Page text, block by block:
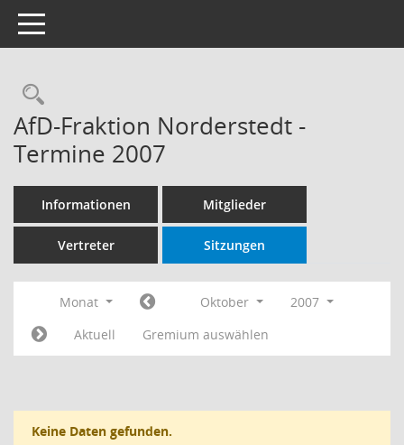
Toggle navigation
Rechercheauswahl
AfD-Fraktion Norderstedt -
Termine 2007
Informationen Mitglieder
Vertreter Sitzungen
Monat Oktober
2007
Aktuell
Gremium auswählen
Keine Daten gefunden.